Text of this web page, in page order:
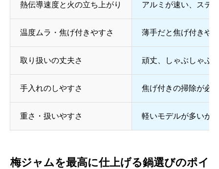
熱伝導速度と火の立ち上がり アルミが速い、ステ
温度ムラ・焦げ付きやすさ 薄手だと焦げ付きや
取り扱いの丈夫さ 頑丈、しゃぶしゃぶ
手入れのしやすさ 焦げ付きの掃除が必
重さ・扱いやすさ 軽いモデルが多いが
梅ジャムを最高に仕上げる鍋選びのポイ